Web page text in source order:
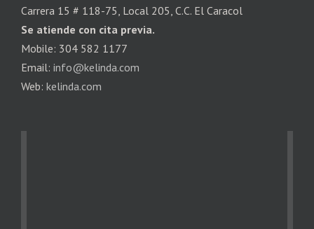
Carrera 15 # 118-75, Local 205, C.C. El Caracol
Se atiende con cita previa.
Mobile: 304 582 1177
Email: info@kelinda.com
Web: kelinda.com